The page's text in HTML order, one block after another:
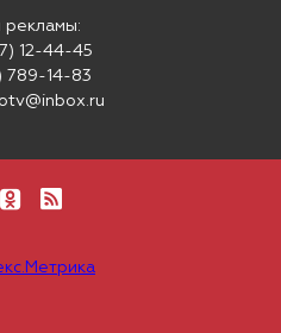
рекламы:
12-44-45
789-14-83